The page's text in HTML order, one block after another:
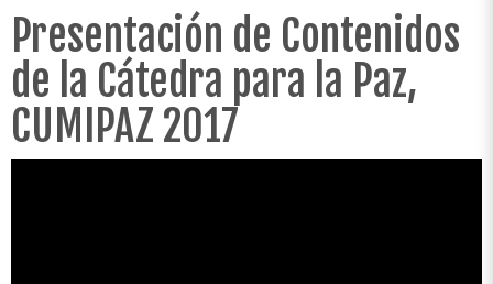
Presentación de Contenidos
de la Cátedra para la Paz,
CUMIPAZ 2017